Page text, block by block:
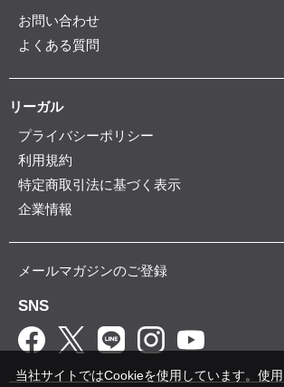
お問い合わせ
よくある質問
リーガル
プライバシーポリシー
利用規約
特定商取引法に基づく表示
企業情報
メールマガジンのご登録
SNS
当社サイトではCookieを使用しています。使